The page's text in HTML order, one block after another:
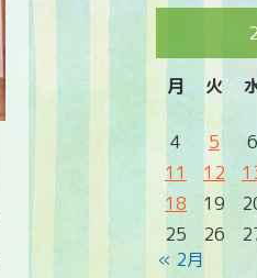
月 火
« 2月
4
5 6
11
12
18
19
25
26